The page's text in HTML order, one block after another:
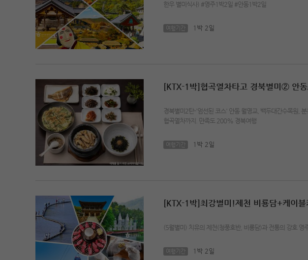
한우 별미식사) #영주1박2일 #안동1박2일
여행기간 1박 2일
[KTX-1박]협곡열차타고 경북별미② 안
경북별미2탄-'엄선된 코스' 안동 월영교, 백두대간수목원,
협곡열차까지. 만족도 200% 경북여행
여행기간 1박 2일
[KTX-1박]최강별미!제천 비룡담+케이
(5월별미) 치유의 제천(청풍호반, 비룡담)과 전통의 강호
여행기간 1박 2일